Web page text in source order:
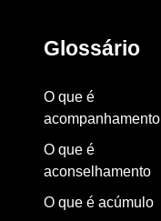
Glossário
O que é
acompanhamento
O que é
aconselhamento
O que é acúmulo